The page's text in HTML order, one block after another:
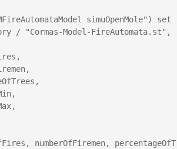
simuOpenMole") set
/ "Cormas-Model-FireAutomata.st",
numberOfFiremen,